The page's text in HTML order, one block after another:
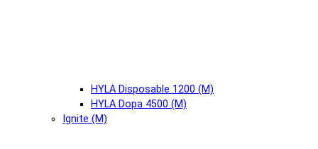
HYLA Disposable 1200 (М)
HYLA Dopa 4500 (М)
Ignite (М)